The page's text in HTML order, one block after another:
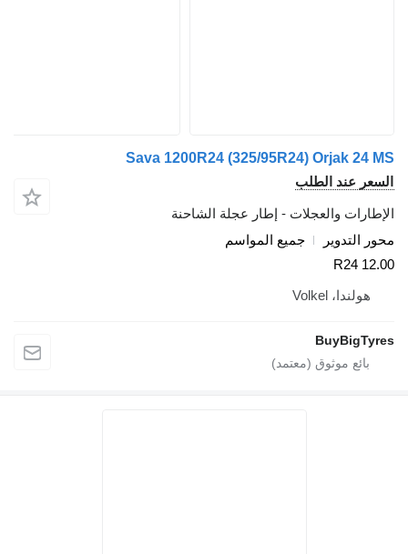
Sava 1200R24 (325/95R24)
الطلب
والعجلات - إطار عجلة الشاحنة
جميع المواسم